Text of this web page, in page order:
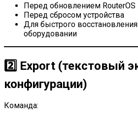
Перед обновлением RouterOS
Перед сбросом устройства
Для быстрого
оборудовании
2️⃣ Export (текстовый
конфигурации)
Команда: